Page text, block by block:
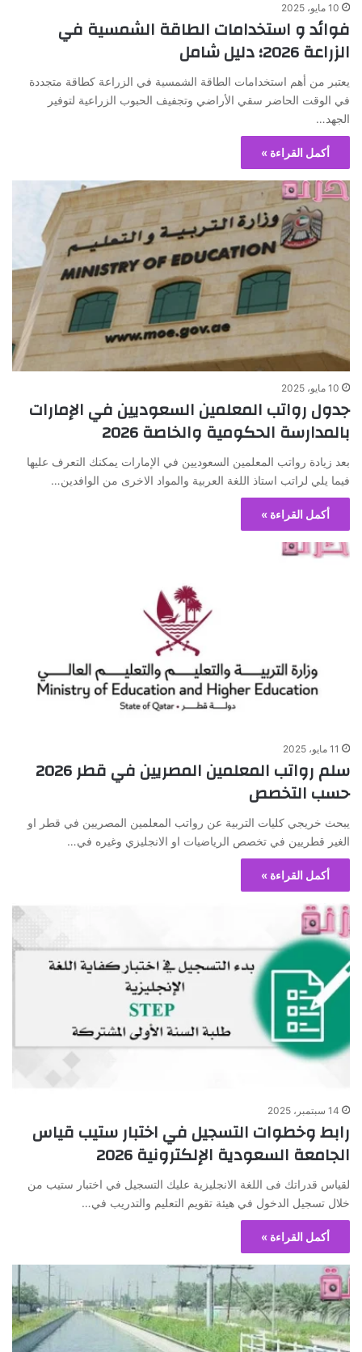
10 مايو، 2025
فوائد و استخدامات الطاقة الشمسية في
الزراعة 2026؛ دليل شامل
يعتبر من أهم استخدامات الطاقة الشمسية في الزراعة كطاقة متجددة
في الوقت الحاضر سقي الأراضي وتجفيف الحبوب الزراعية لتوفير
الجهد…
أكمل القراءة »
10 مايو، 2025
جدول رواتب المعلمين السعوديين في الإمارات
بالمدارسة الحكومية والخاصة 2026
بعد زيادة رواتب المعلمين السعوديين في الإمارات يمكنك التعرف عليها
فيما يلي لراتب استاذ اللغة العربية والمواد الاخرى من الوافدين…
أكمل القراءة »
11 مايو، 2025
سلم رواتب المعلمين المصريين في قطر 2026
حسب التخصص
يبحث خريجي كليات التربية عن رواتب المعلمين المصريين في قطر او
الغير قطريين في تخصص الرياضيات او الانجليزي وغيره في…
أكمل القراءة »
14 سبتمبر، 2025
رابط وخطوات التسجيل في اختبار ستيب قياس
الجامعة السعودية الإلكترونية 2026
لقياس قدراتك فى اللغة الانجليزية عليك التسجيل في اختبار ستيب من
خلال تسجيل الدخول في هيئة تقويم التعليم والتدريب في…
أكمل القراءة »